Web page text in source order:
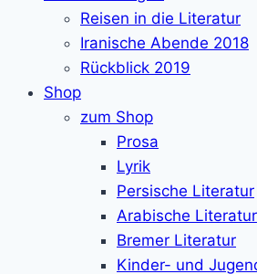
Reisen in die Literatur
Iranische Abende 2018
Rückblick 2019
Shop
zum Shop
Prosa
Lyrik
Persische Literatur
Arabische Literatur
Bremer Literatur
Kinder- und